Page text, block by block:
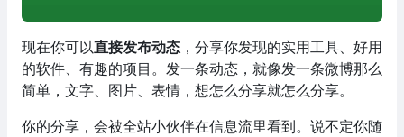
现在你可以直接发布动态 ，分享你发现的实用工具、好用
的软件、有趣的项目。发一条动态，就像发一条微博那么
简单，文字、图片、表情，想怎么分享就怎么分享。
你的分享，会被全站小伙伴在信息流里看到。说不定你随